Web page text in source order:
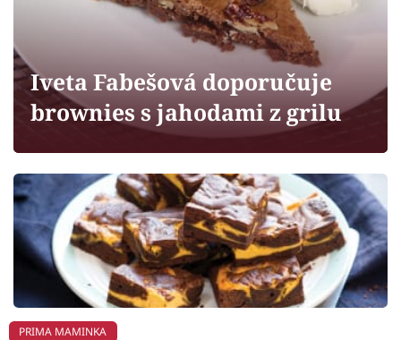
Filmový festival Karlovy Vary
Mámy sobě
Přihlášení
Sledujte nás
Iveta Fabešová doporučuje
brownies s jahodami z grilu
PRIMA MAMINKA